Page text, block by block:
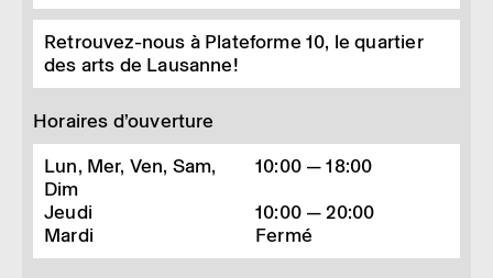
Retrouvez-nous à Plateforme 10, le quartier
des arts de Lausanne!
Horaires d’ouverture
Lun, Mer, Ven, Sam,
Dim
10:00 — 18:00
Jeudi
10:00 — 20:00
Mardi
Fermé